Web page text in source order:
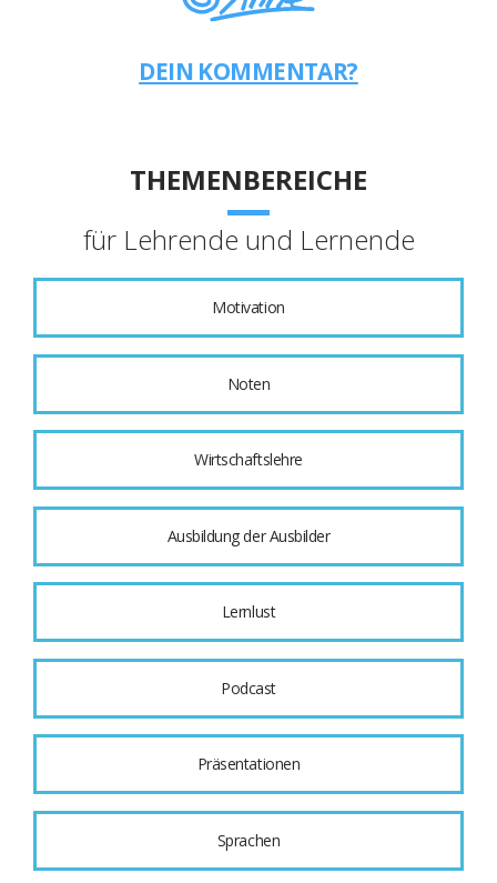
DEIN KOMMENTAR?
THEMENBEREICHE
für Lehrende und Lernende
Motivation
Noten
Wirtschaftslehre
Ausbildung der Ausbilder
Lernlust
Podcast
Präsentationen
Sprachen